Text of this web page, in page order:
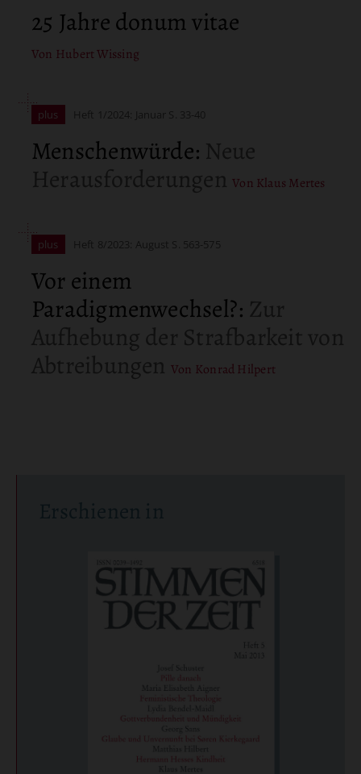
25 Jahre donum vitae
Von Hubert Wissing
plus Heft 1/2024: Januar S. 33-40
Menschenwürde:
Von Klaus Mertes
plus Heft 8/2023: August S. 563-575
Vor einem
Paradigmenwechsel?:
Von Konrad Hilpert